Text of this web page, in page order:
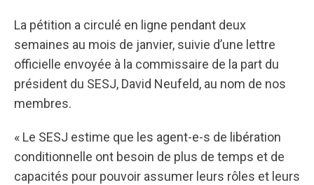
La pétition a circulé en ligne pendant deux
semaines au mois de janvier, suivie d’une lettre
officielle envoyée à la commissaire de la part du
président du SESJ, David Neufeld, au nom de nos
membres.
« Le SESJ estime que les agent-e-s de libération
conditionnelle ont besoin de plus de temps et de
capacités pour pouvoir assumer leurs rôles et leurs